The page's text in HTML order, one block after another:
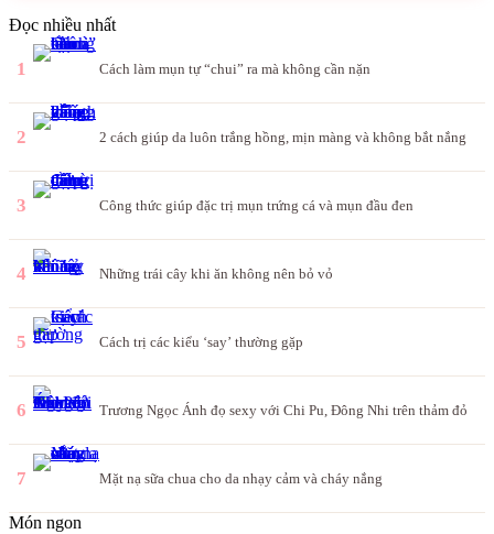
Đọc nhiều nhất
1 Cách làm mụn tự “chui” ra mà không cần nặn
2 2 cách giúp da luôn trắng hồng, mịn màng và không bắt nắng
3 Công thức giúp đặc trị mụn trứng cá và mụn đầu đen
4 Những trái cây khi ăn không nên bỏ vỏ
5 Cách trị các kiểu ‘say’ thường gặp
6 Trương Ngọc Ánh đọ sexy với Chi Pu, Đông Nhi trên thảm đỏ
7 Mặt nạ sữa chua cho da nhạy cảm và cháy nắng
Món ngon